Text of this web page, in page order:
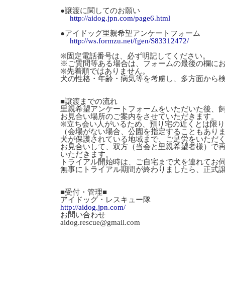
●譲渡に関してのお願い
http://aidog.jpn.com/page6.html
●アイドッグ里親希望アンケートフォーム
http://ws.formzu.net/fgen/S83312472/
※固定電話番号は、必ず明記してください。
※ご質問等ある場合は、フォームの最後の欄に
※先着順ではありません。
犬の性格・年齢・病気等を考慮し、多方面から
■譲渡までの流れ
里親希望アンケートフォームをいただいた後、
お見合い場所のご案内をさせていただきます。
※立ち会い人がいるため、預り宅の近くとは限
（会場がない場合、公園を指定することもあり
犬が保護されている地域まで、ご足労をいただ
お見合いして、双方（当会と里親希望者様）で
いただきます。
トライアル開始時は、ご自宅まで犬を連れてお
無事にトライアル期間が終わりましたら、正式
■受付・管理■
アイドッグ・レスキュー隊
http://aidog.jpn.com/
お問い合わせ
aidog.rescue@gmail.com